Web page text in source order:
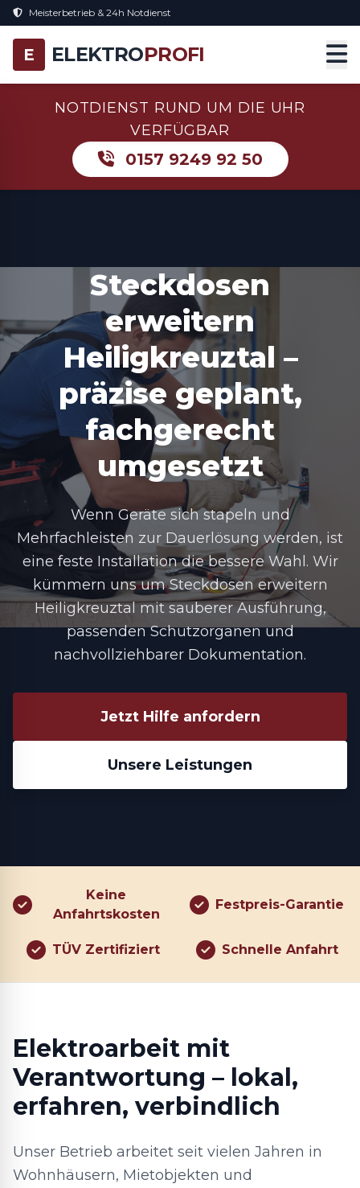
Meisterbetrieb & 24h Notdienst
E ELEKTROPROFI
NOTDIENST RUND UM DIE UHR
VERFÜGBAR
0157 9249 92 50
Steckdosen
erweitern
Heiligkreuztal –
präzise geplant,
fachgerecht
umgesetzt
Wenn Geräte sich stapeln und
Mehrfachleisten zur Dauerlösung werden, ist
eine feste Installation die bessere Wahl. Wir
kümmern uns umSteckdosen erweitern
Heiligkreuztalmit sauberer Ausführung,
passenden Schutzorganen und
nachvollziehbarer Dokumentation.
Jetzt Hilfe anfordern
Unsere Leistungen
Keine
Anfahrtskosten
Festpreis-Garantie
TÜV Zertifiziert Schnelle Anfahrt
Elektroarbeit mit
Verantwortung – lokal,
erfahren, verbindlich
Unser Betrieb arbeitet seit vielen Jahren in
Wohnhäusern, Mietobjekten und